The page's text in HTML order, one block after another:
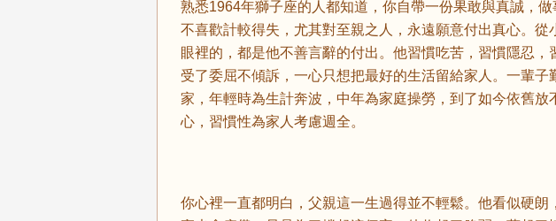
熟悉1964年獅子座的人都知道，你自帶一份果敢與真誠，
不喜歡計較得失，尤其對至親之人，永遠願意付出真心。
眼裡的，都是他不善言辭的付出。他習慣吃苦，習慣隱忍，
受了委屈不傾訴，一心只想把最好的生活留給家人。一輩
家，年輕時為生計奔波，中年為家庭操勞，到了如今依舊
心，習慣性為家人考慮週全。
你心裡一直都明白，父親這一生過得並不輕鬆。他看似硬